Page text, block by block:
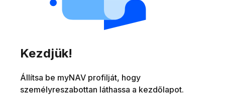
Kezdjük!
Állítsa be myNAV profilját, hogy
személyreszabottan láthassa a kezdőlapot.
Fontos információk
A PIN-kód kérés lépései (TEL adatlap)
Üzemanyagárak